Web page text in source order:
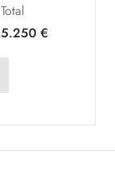
Total
5.250€